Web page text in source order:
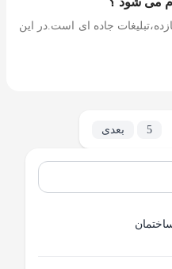
جاده ای است.در این
5 بعدی